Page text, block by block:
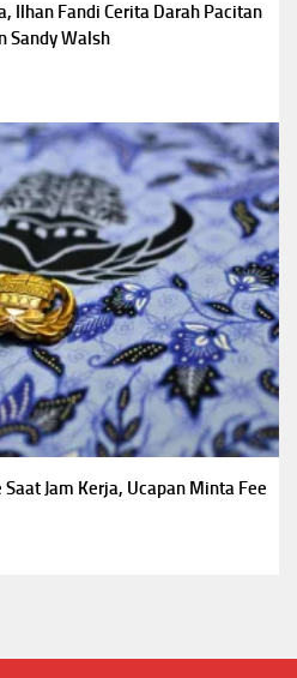
Ilhan Fandi Cerita Darah Pacitan
Sandy Walsh
Jam Kerja, Ucapan Minta Fee